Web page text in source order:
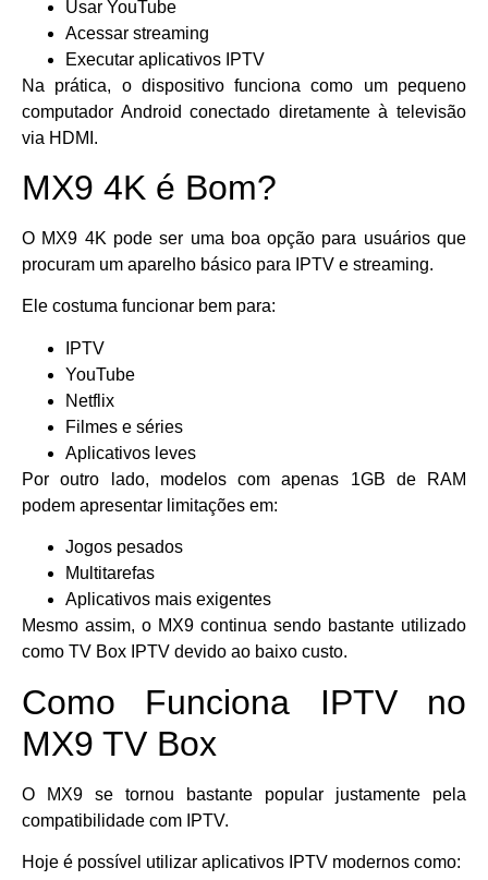
Usar YouTube
Acessar streaming
Executar aplicativos IPTV
Na prática, o dispositivo funciona como um pequeno
computador Android conectado diretamente à televisão
via HDMI.
MX9 4K é Bom?
O MX9 4K pode ser uma boa opção para usuários que
procuram um aparelho básico para IPTV e streaming.
Ele costuma funcionar bem para:
IPTV
YouTube
Netflix
Filmes e séries
Aplicativos leves
Por outro lado, modelos com apenas 1GB de RAM
podem apresentar limitações em:
Jogos pesados
Multitarefas
Aplicativos mais exigentes
Mesmo assim, o MX9 continua sendo bastante utilizado
como TV Box IPTV devido ao baixo custo.
Como Funciona IPTV no
MX9 TV Box
O MX9 se tornou bastante popular justamente pela
compatibilidade com IPTV.
Hoje é possível utilizar aplicativos IPTV modernos como: